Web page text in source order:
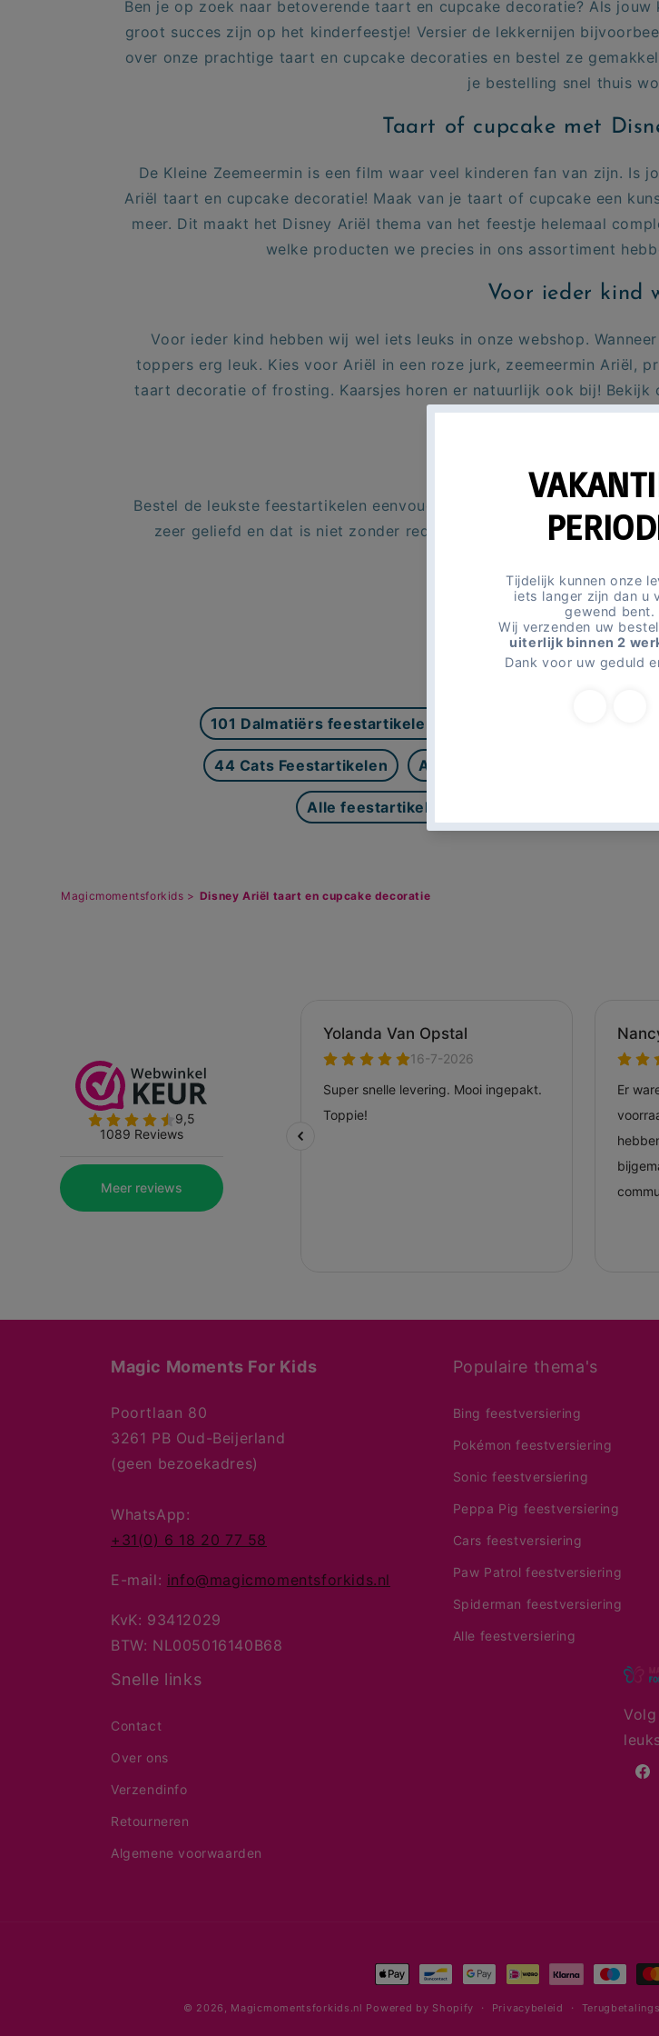
Ben je op zoek naar betoverende taart en cupcake decoratie? Als
groot succes zijn op het kinderfeestje! Versier de lekkernijen
over onze prachtige taart en cupcake decoraties en bestel ze
je bestelling snel thuis
Taart of cupcake met
De Kleine Zeemeermin is een film waar veel kinderen fan van zijn. Is
Ariël taart en cupcake decoratie! Maak van je taart of cupcake een
meer. Dit maakt het Disney Ariël thema van het feestje helemaal
welke producten we precies in ons assortiment
Voor ieder kind
Voor ieder kind hebben wij wel iets leuks in onze webshop.
toppers erg leuk. Kies voor Ariël in een roze jurk, zeemeermin Ariël,
taart decoratie of frosting. Kaarsjes horen er natuurlijk ook bij! Bekijk
voor jullie kinderfeestje
Bestel de leukste feestartikelen eenvoudig online bij Magic Moments
zeer geliefd en dat is niet zonder reden. Met een voorraad van
Andere gerelateerde
101 Dalmatiërs feestartikelen
44 Cats Feestartikelen Activiteiten
Alle feestartikelen
Magicmomentsforkids > Disney Ariël taart en cupcake decoratie
Magic Moments For Kids
Poortlaan 80
3261 PB Oud-Beijerland
(geen bezoekadres)
WhatsApp:
+31(0) 6 18 20 77 58
E-mail: info@magicmomentsforkids.nl
KvK: 93412029
BTW: NL005016140B68
Populaire thema's
Bing feestversiering
Pokémon feestversiering
Sonic feestversiering
Peppa Pig feestversiering
Cars feestversiering
Paw Patrol feestversiering
Spiderman feestversiering
Alle feestversiering
Snelle links
Contact
Over ons
Verzendinfo
Retourneren
Algemene voorwaarden
Betaalmethoden
© 2026, Magicmomentsforkids.nl Powered by Shopify Privacybeleid